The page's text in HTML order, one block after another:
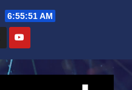
6:55:52 AM